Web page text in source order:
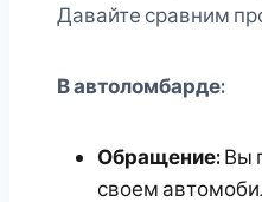
Давайте сравним
В автоломбарде:
Обращение:Вы
своем